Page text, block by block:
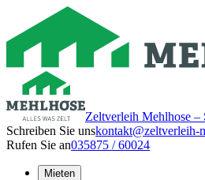
Zeltverleih Mehlhose –
Schreiben Sie unskontakt@zeltverleih-
Rufen Sie an035875 / 60024
Mieten